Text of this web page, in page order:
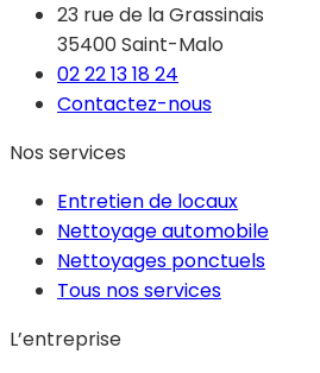
23 rue de la Grassinais
35400 Saint-Malo
02 22 13 18 24
Contactez-nous
Nos services
Entretien de locaux
Nettoyage automobile
Nettoyages ponctuels
Tous nos services
L’entreprise